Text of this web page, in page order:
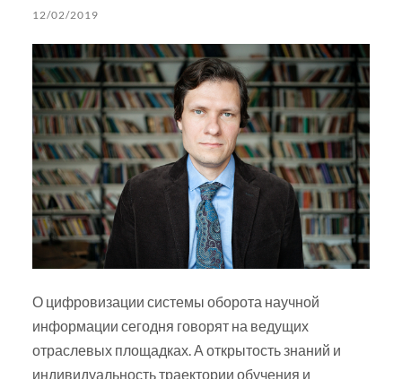
12/02/2019
О цифровизации системы оборота научной
информации сегодня говорят на ведущих
отраслевых площадках. А открытость знаний и
индивидуальность траектории обучения и